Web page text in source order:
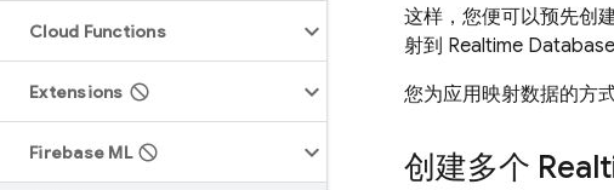
Cloud Functions
Extensions
Firebase ML
这样，您便可以预先创
射到 Realtime Database
您为应用映射数据的方
创建多个